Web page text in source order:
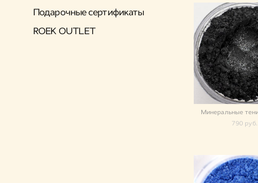
Подарочные сертификаты
ROEK OUTLET
Минеральные
790 pуб.